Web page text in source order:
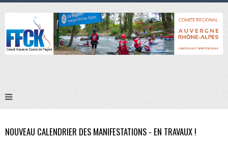
NOUVEAU CALENDRIER DES MANIFESTATIONS - EN TRAVAUX !